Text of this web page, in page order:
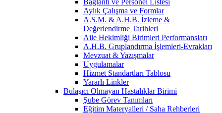
Aylık Çalışma ve Formlar
A.S.M. & A.H.B. İzleme &
Değerlendirme Tarihleri
Aile Hekimliği Birimleri Performansları
A.H.B. Gruplandırma İşlemleri-Evrakları
Mevzuat & Yazışmalar
Uygulamalar
Hizmet Standartları Tablosu
Yararlı Linkler
Bulaşıcı Olmayan Hastalıklar Birimi
Şube Görev Tanımları
Eğitim Materyalleri / Saha Rehberleri